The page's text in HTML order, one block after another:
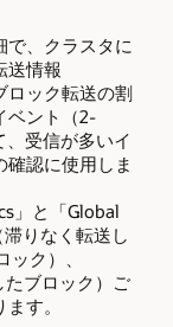
で、クラスタに
送情報
ロック転送の割
ベント（2-
受信が多いイ
認に使用しま
」と「Global
りなく転送し
ック）、
ブロック）ご
す。